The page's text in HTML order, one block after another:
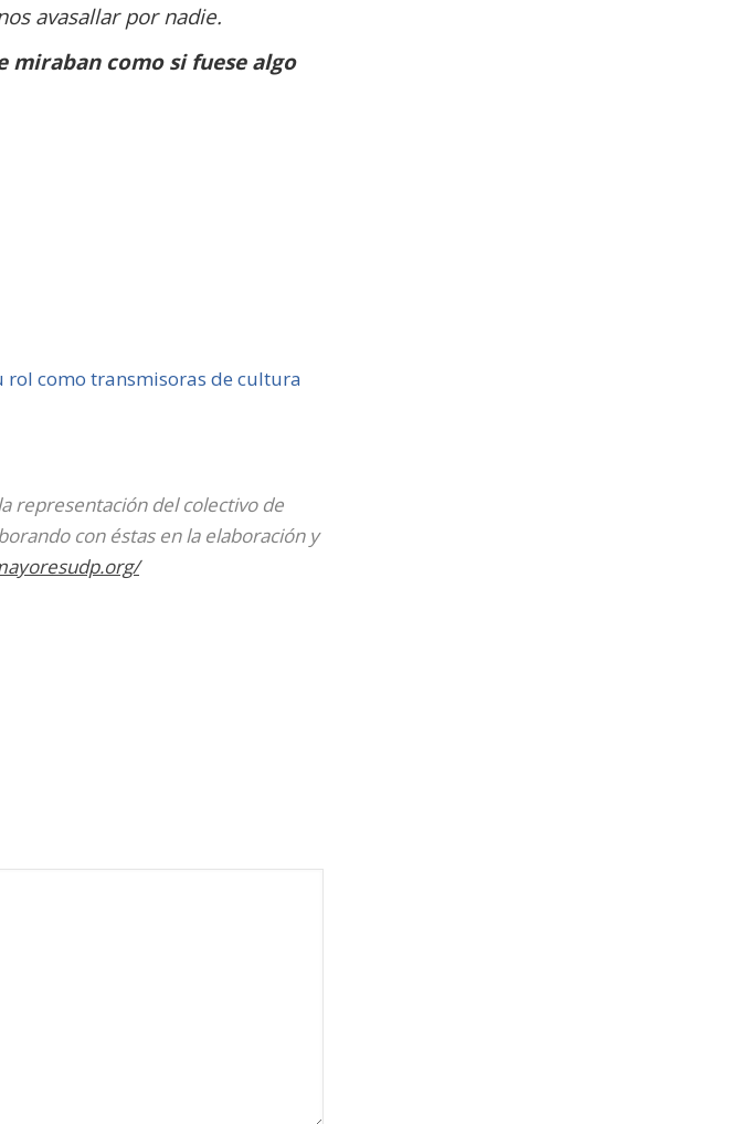
avasallar por nadie.
miraban como si fuese algo
rol como transmisoras de cultura
representación del colectivo de
con éstas en la elaboración y